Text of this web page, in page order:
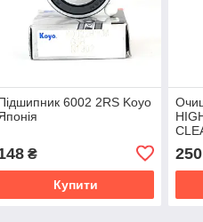
6002 2RS Koyo
₴
Купити
250